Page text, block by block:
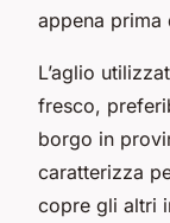
appena prima
L’aglio
fresco,
borgo in
caratterizza
copre gli altri